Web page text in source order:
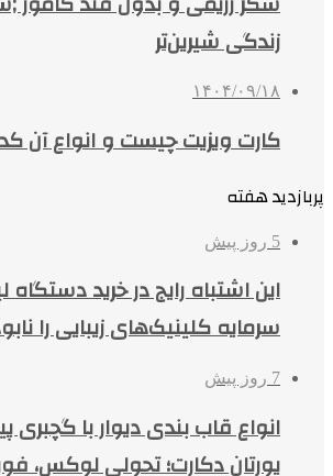
زندگی شیرین‌تر
۱۴۰۴/۰۹/۱۸
کارت ویزیت چیست و انواع آن
پربازدید هفته
5 روز پیش
این اشتباه رایج در خرید دستگاه
سرمایه کلینیک‌های زیبایی را
7 روز پیش
انواع قاب بندی دیوار با
یورتان دکارت؛ تحولی لوکس،